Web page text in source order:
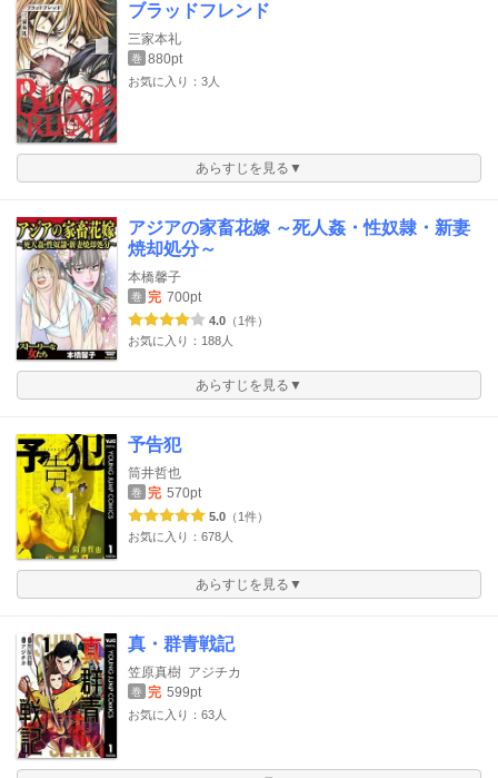
ブラッドフレンド
三家本礼
巻 880pt
お気に入り：3人
あらすじを見る▼
アジアの家畜花嫁 ～死人姦・性奴隷・新妻
焼却処分～
本橋馨子
巻 完 700pt
4.0 （1件）
お気に入り：188人
あらすじを見る▼
予告犯
筒井哲也
巻 完 570pt
5.0 （1件）
お気に入り：678人
あらすじを見る▼
真・群青戦記
笠原真樹 アジチカ
巻 完 599pt
お気に入り：63人